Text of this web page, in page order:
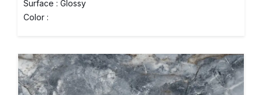
Surface : Glossy
Color :